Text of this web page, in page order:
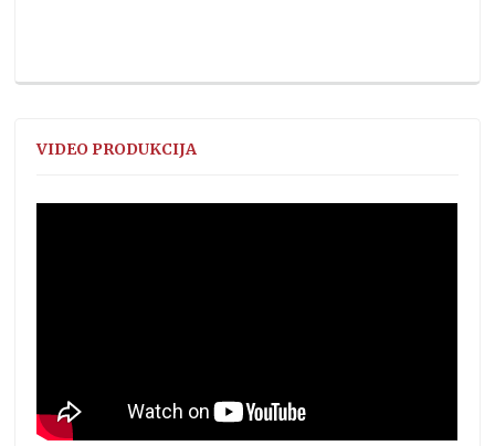
VIDEO PRODUKCIJA